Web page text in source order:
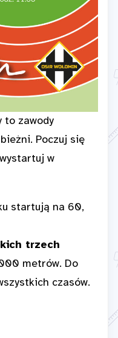
to zawody
Poczuj się
w
startują na 60,
trzech
metrów. Do
czasów.